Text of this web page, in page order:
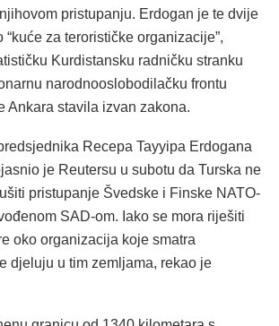
pristupanju. Erdogan je te dvije
za terorističke organizacije”,
Kurdistansku radničku stranku
narodnooslobodilačku frontu
Ankara stavila izvan zakona.
Recepa Tayyipa Erdogana
je Reutersu u subotu da Turska ne
pristupanje Švedske i Finske NATO-
SAD-om. Iako se mora riješiti
oko organizacija koje smatra
djeluju u tim zemljama, rekao je